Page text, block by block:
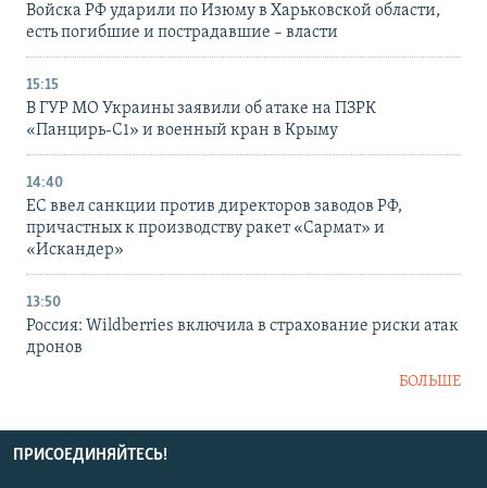
Войска РФ ударили по Изюму в Харьковской области,
есть погибшие и пострадавшие – власти
15:15
В ГУР МО Украины заявили об атаке на ПЗРК
«Панцирь-С1» и военный кран в Крыму
14:40
ЕС ввел санкции против директоров заводов РФ,
причастных к производству ракет «Сармат» и
«Искандер»
13:50
Россия: Wildberries включила в страхование риски атак
дронов
БОЛЬШЕ
ПРИСОЕДИНЯЙТЕСЬ!